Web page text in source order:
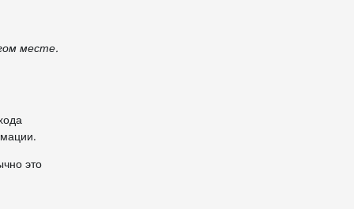
месте.
это